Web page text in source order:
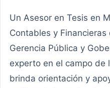
Un Asesor en Tesis en
Contables y Financieras
Gerencia Pública y
experto en el campo de
brinda orientación y